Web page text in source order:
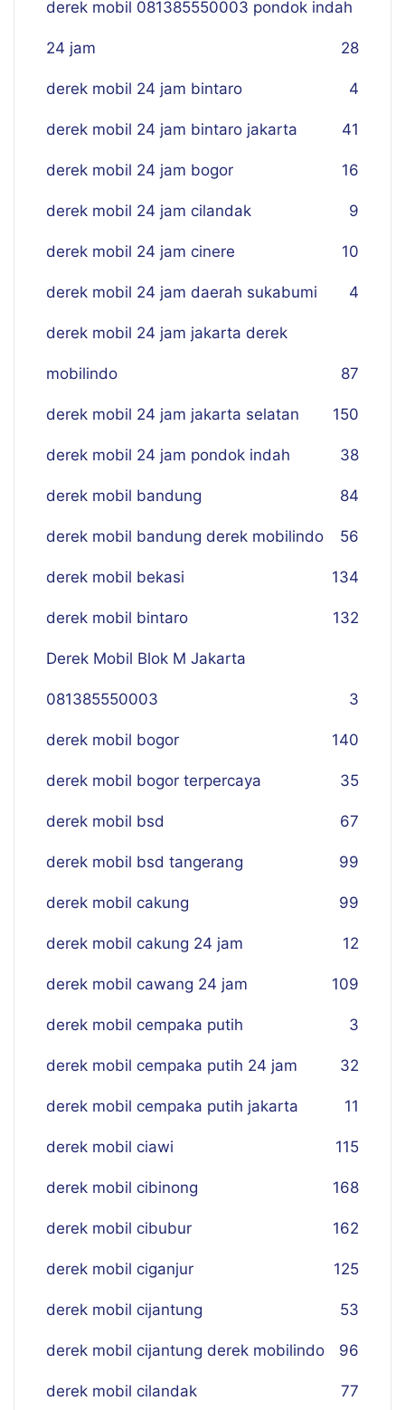
derek mobil 081385550003 pondok indah
24 jam 28
derek mobil 24 jam bintaro 4
derek mobil 24 jam bintaro jakarta 41
derek mobil 24 jam bogor 16
derek mobil 24 jam cilandak 9
derek mobil 24 jam cinere 10
derek mobil 24 jam daerah sukabumi 4
derek mobil 24 jam jakarta derek
mobilindo 87
derek mobil 24 jam jakarta selatan 150
derek mobil 24 jam pondok indah 38
derek mobil bandung 84
derek mobil bandung derek mobilindo 56
derek mobil bekasi 134
derek mobil bintaro 132
Derek Mobil Blok M Jakarta
081385550003 3
derek mobil bogor 140
derek mobil bogor terpercaya 35
derek mobil bsd 67
derek mobil bsd tangerang 99
derek mobil cakung 99
derek mobil cakung 24 jam 12
derek mobil cawang 24 jam 109
derek mobil cempaka putih 3
derek mobil cempaka putih 24 jam 32
derek mobil cempaka putih jakarta 11
derek mobil ciawi 115
derek mobil cibinong 168
derek mobil cibubur 162
derek mobil ciganjur 125
derek mobil cijantung 53
derek mobil cijantung derek mobilindo 96
derek mobil cilandak 77